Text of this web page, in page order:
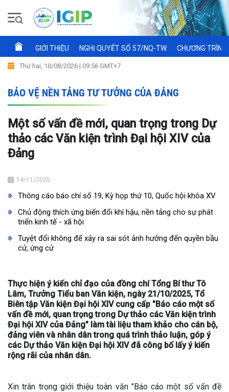
GIỚI THIỆU NGHỊ QUYẾT SỐ 57/NQ-TW CHƯƠNG
Thứ hai, 10/08/2026 | 09:56 GMT+7
BẢO VỆ NỀN TẢNG TƯ TƯỞNG CỦA ĐẢNG
Một số vấn đề mới, quan trọng trong Dự
thảo các Văn kiện trình Đại hội XIV của
Đảng
14/11/2025
Thông cáo báo chí số 19, Kỳ họp thứ 10, Quốc hội khóa XV
Chủ động thích ứng biến đổi khí hậu, nền tảng cho sự phát
triển kinh tế - xã hội
Tuyệt đối không để xảy ra sai sót ảnh hưởng đến quyền bầu
cử, ứng cử
Thực hiện ý kiến chỉ đạo của đồng chí Tổng Bí thư Tô
Lâm, Trưởng Tiểu ban Văn kiện, ngày 21/10/2025, Tổ
Biên tập Văn kiện Đại hội XIV cung cấp "Báo cáo một số
vấn đề mới, quan trọng trong Dự thảo các Văn kiện trình
Đại hội XIV của Đảng" làm tài liệu tham khảo cho cán bộ,
đảng viên và nhân dân trong quá trình thảo luận, góp ý
các Dự thảo Văn kiện Đại hội XIV đã công bố lấy ý kiến
rộng rãi của nhân dân.
Xin trân trọng giới thiệu toàn văn "Báo cáo một số vấn đề